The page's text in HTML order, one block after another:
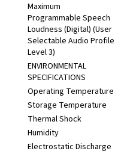
Maximum
Programmable Speech
Loudness (Digital) (User
Selectable Audio Profile
Level 3)
ENVIRONMENTAL
SPECIFICATIONS
Operating Temperature
Storage Temperature
Thermal Shock
Humidity
Electrostatic Discharge